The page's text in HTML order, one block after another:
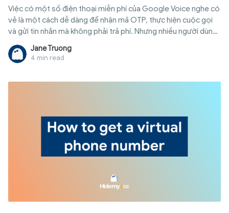
Việc có một số điện thoại miễn phí của Google Voice nghe có
vẻ là một cách dễ dàng để nhận mã OTP, thực hiện cuộc gọi
và gửi tin nhắn mà không phải trả phí. Nhưng nhiều người dùng
nhanh chóng gặp phải cùng một câu hỏi: có cần xác minh số
điện thoại không và liệu bạn có thể bỏ qua bước này không?
Jane Truong
4 min read